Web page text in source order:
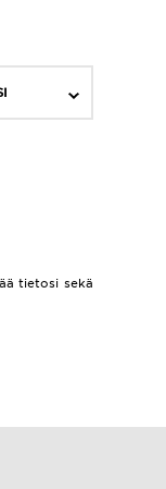
tietosi sekä